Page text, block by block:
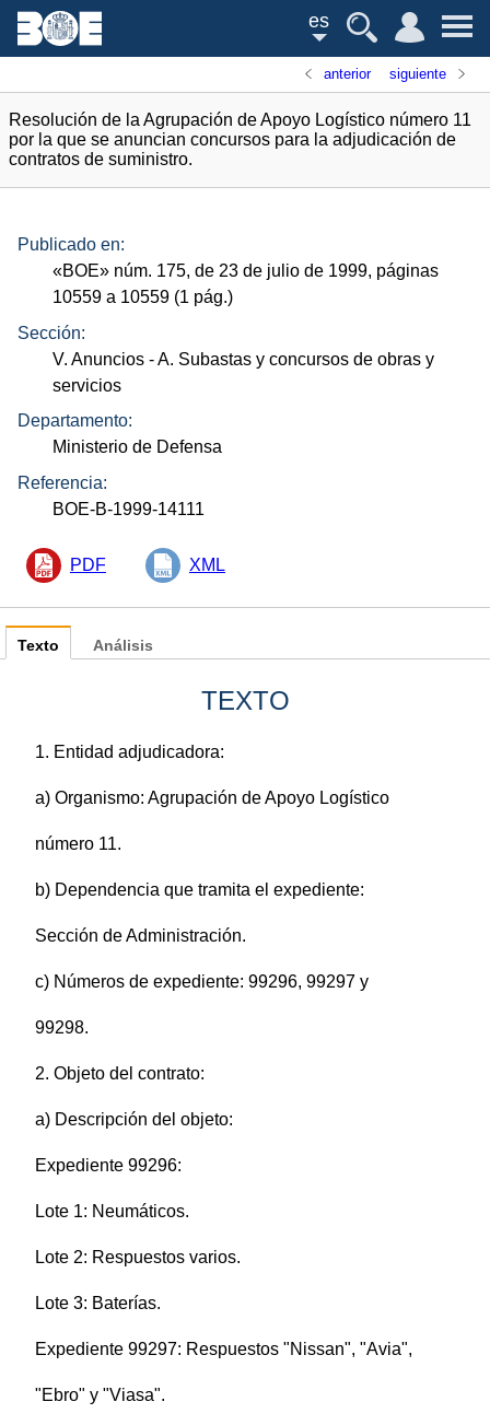
es
anterior siguiente
Resolución de la Agrupación de Apoyo Logístico número 11
por la que se anuncian concursos para la adjudicación de
contratos de suministro.
Publicado en:
«BOE» núm. 175, de 23 de julio de 1999, páginas
10559 a 10559 (1 pág.)
Sección:
V. Anuncios - A. Subastas y concursos de obras y
servicios
Departamento:
Ministerio de Defensa
Referencia:
BOE-B-1999-14111
PDF XML
Texto
TEXTO
1. Entidad adjudicadora:
a) Organismo: Agrupación de Apoyo Logístico
número 11.
b) Dependencia que tramita el expediente:
Sección de Administración.
c) Números de expediente: 99296, 99297 y
99298.
2. Objeto del contrato:
a) Descripción del objeto:
Expediente 99296:
Lote 1: Neumáticos.
Lote 2: Respuestos varios.
Lote 3: Baterías.
Expediente 99297: Respuestos "Nissan", "Avia",
"Ebro" y "Viasa".
Análisis